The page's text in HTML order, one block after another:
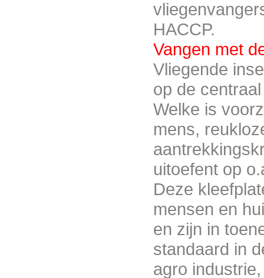
HACCP.
Vangen met
Vliegende
op de
Welke is
mens,
uitoefent op
Deze
mensen en
en zijn in
standaard in
agro